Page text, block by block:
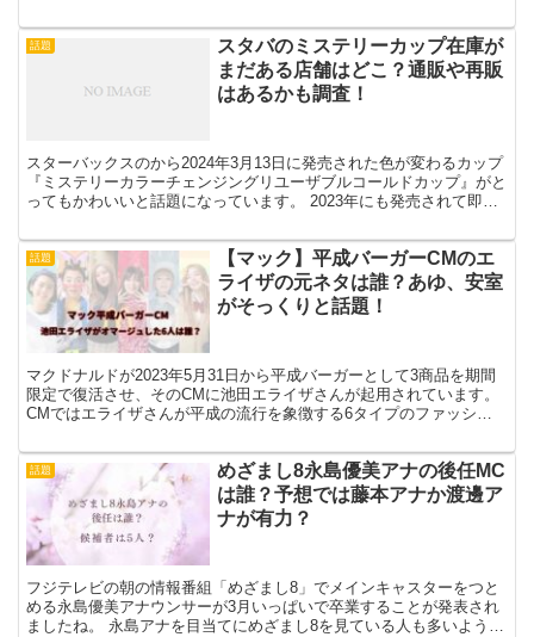
話題
スタバのミステリーカップ在庫が
まだある店舗はどこ？通販や再販
はあるかも調査！
スターバックスのから2024年3月13日に発売された色が変わるカップ
『ミステリーカラーチェンジングリユーザブルコールドカップ』がと
ってもかわいいと話題になっています。 2023年にも発売されて即完
話題
【マック】平成バーガーCMのエ
ライザの元ネタは誰？あゆ、安室
がそっくりと話題！
マクドナルドが2023年5月31日から平成バーガーとして3商品を期間
限定で復活させ、そのCMに池田エライザさんが起用されています。
CMではエライザさんが平成の流行を象徴する6タイプのファッショ
話題
めざまし8永島優美アナの後任MC
は誰？予想では藤本アナか渡邊ア
ナが有力？
フジテレビの朝の情報番組「めざまし8」でメインキャスターをつと
める永島優美アナウンサーが3月いっぱいで卒業することが発表され
ましたね。 永島アナを目当てにめざまし8を見ている人も多いような